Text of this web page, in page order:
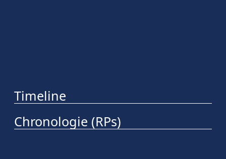
Timeline
Chronologie (RPs)